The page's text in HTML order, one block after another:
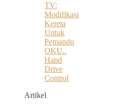
TV:
Modifikasi
Kereta
Untuk
Pemandu
OKU..
Hand
Drive
Control
Artikel